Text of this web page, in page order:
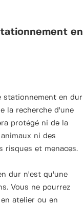
en
stationnement en dur
la recherche d'une
protégé ni de la
ni des
risques et menaces.
dur n'est qu'une
Vous ne pourrez
atelier ou en